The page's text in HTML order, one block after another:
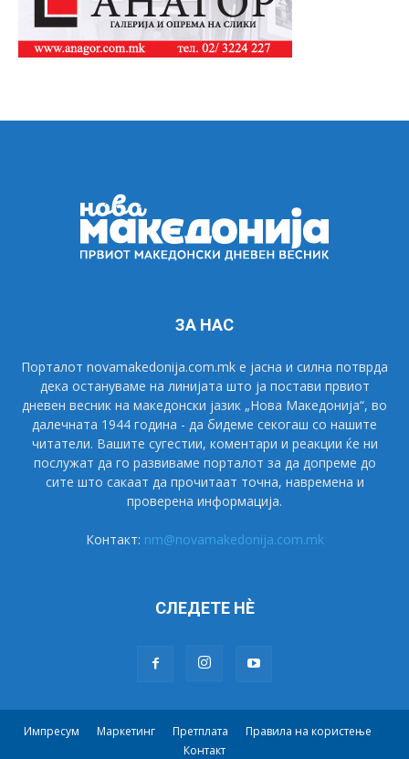
ЗА НАС
Порталот novamakedonija.com.mk е јасна и силна потврда
дека остануваме на линијата што ја постави првиот
дневен весник на македонски јазик „Нова Македонија“, во
далечната 1944 година - да бидеме секогаш со нашите
читатели. Вашите сугестии, коментари и реакции ќе ни
послужат да го развиваме порталот за да допреме до
сите што сакаат да прочитаат точна, навремена и
проверена информација.
Контакт: nm@novamakedonija.com.mk
СЛЕДЕТЕ НÈ
Импресум Маркетинг Претплата
Правила на користење
Контакт